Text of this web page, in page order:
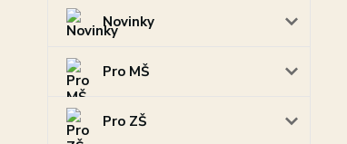
Novinky
Pro MŠ
Pro ZŠ